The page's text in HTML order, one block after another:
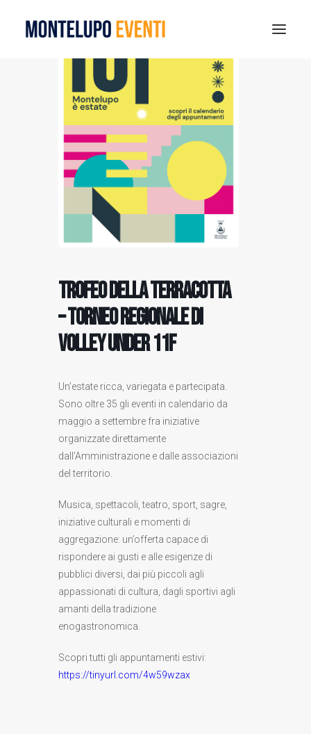
MONTELUPO SPORT DAYS 2026
ESTATE A MONTELUPO
VISIT MONTELUPO
DOVE MANGIARE
MUSEO DELLA CERAMICA
Trofeo della Terracotta
– Torneo regionale di
volley Under 11F
Un’estate ricca, variegata e partecipata.
Sono oltre 35 gli eventi in calendario da
maggio a settembre fra iniziative
organizzate direttamente
dall’Amministrazione e dalle associazioni
del territorio.
Musica, spettacoli, teatro, sport, sagre,
iniziative culturali e momenti di
aggregazione: un’offerta capace di
rispondere ai gusti e alle esigenze di
pubblici diversi, dai più piccoli agli
appassionati di cultura, dagli sportivi agli
amanti della tradizione
enogastronomica.
Scopri tutti gli appuntamenti estivi:
https://tinyurl.com/4w59wzax